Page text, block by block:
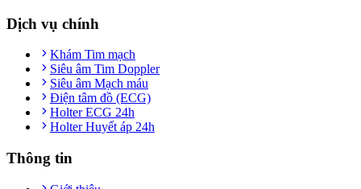
Dịch vụ chính
Khám Tim mạch
Siêu âm Tim Doppler
Siêu âm Mạch máu
Điện tâm đồ (ECG)
Holter ECG 24h
Holter Huyết áp 24h
Thông tin